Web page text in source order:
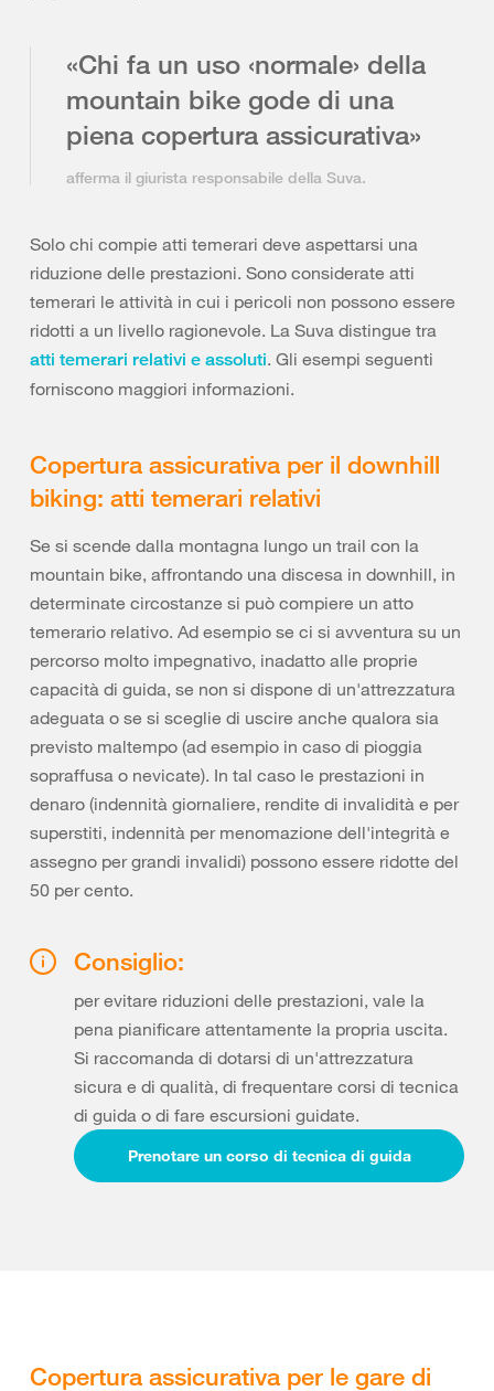
«Chi fa un uso ‹normale› della
mountain bike gode di una
piena copertura assicurativa»
afferma il giurista responsabile della Suva.
Solo chi compie atti temerari deve aspettarsi una
riduzione delle prestazioni. Sono considerate atti
temerari le attività in cui i pericoli non possono essere
ridotti a un livello ragionevole. La Suva distingue tra
atti temerari relativi e assoluti. Gli esempi seguenti
forniscono maggiori informazioni.
Copertura assicurativa per il downhill
biking: atti temerari relativi
Se si scende dalla montagna lungo un trail con la
mountain bike, affrontando una discesa in downhill, in
determinate circostanze si può compiere un atto
temerario relativo. Ad esempio se ci si avventura su un
percorso molto impegnativo, inadatto alle proprie
capacità di guida, se non si dispone di un'attrezzatura
adeguata o se si sceglie di uscire anche qualora sia
previsto maltempo (ad esempio in caso di pioggia
sopraffusa o nevicate). In tal caso le prestazioni in
denaro (indennità giornaliere, rendite di invalidità e per
superstiti, indennità per menomazione dell'integrità e
assegno per grandi invalidi) possono essere ridotte del
50 per cento.
Consiglio:
per evitare riduzioni delle prestazioni, vale la
pena pianificare attentamente la propria uscita.
Si raccomanda di dotarsi di un'attrezzatura
sicura e di qualità, di frequentare corsi di tecnica
di guida o di fare escursioni guidate.
Prenotare un corso di tecnica di guida
Copertura assicurativa per le gare di